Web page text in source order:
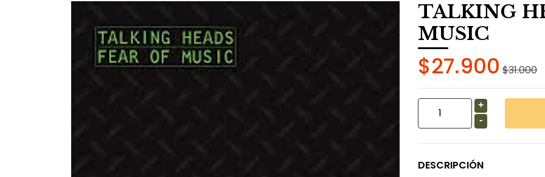
TALKING
MUSIC
$27.900 $31.000
+
-
DESCRIPCIÓN